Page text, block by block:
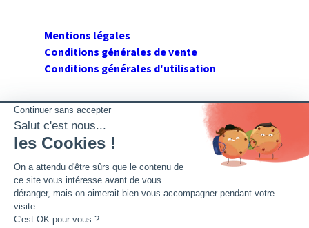
Mentions légales
Conditions générales de vente
Conditions générales d'utilisation
SUIVEZ GERANT DE SARL
Twitter
Facebook